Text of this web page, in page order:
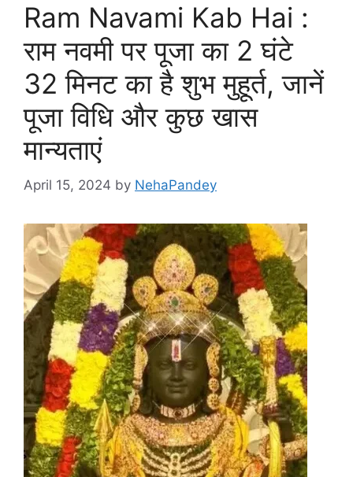
Ram Navami Kab Hai :
राम नवमी पर पूजा का 2 घंटे
32 मिनट का है शुभ मुहूर्त, जानें
पूजा विधि और कुछ खास
मान्यताएं
April 15, 2024 by NehaPandey